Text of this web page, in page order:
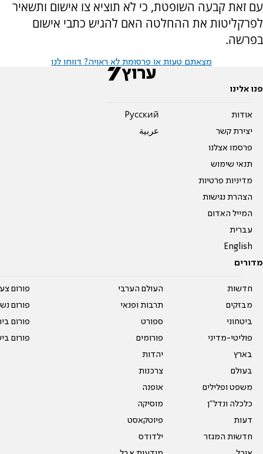
עם זאת קבעה השופטת, כי לא תוציא צו אישום ותשאיר
לפרקליטות את ההחלטה האם להגיש כתבי אישום
בפרשה.
מצאתם טעות או פרסומת לא ראויה? דווחו לנו
פנו אלינו
אודות
יצירת קשר
פרסמו אצלנו
תנאי שימוש
מדיניות פרטיות
הצהרת נגישות
המייל האדום
עברית
English
Pусский
عربية
מדורים
חדשות
מבזקים
ביטחוני
פוליטי-מדיני
בארץ
בעולם
משפט ופלילים
כלכלה ונדל"ן
דעות
חדשות המגזר
העולם הערבי
תרבות ופנאי
ספורט
פורומים
יהדות
צרכנות
אופנה
מוסיקה
פיוטקאסט
ילדודס
פורום
פורום
פורום
פורום